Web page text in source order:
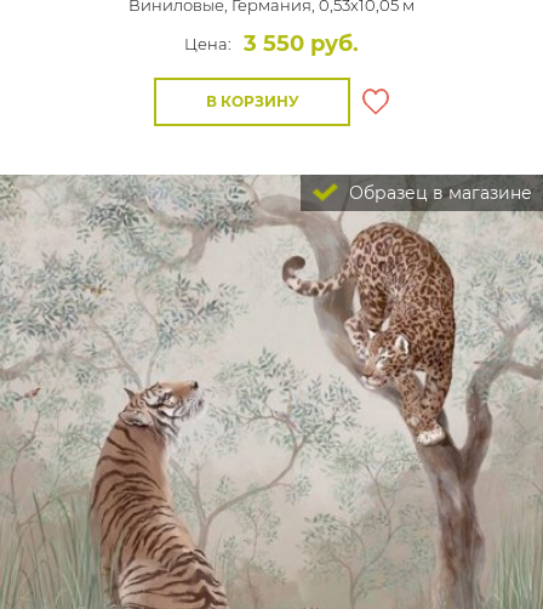
Виниловые, Германия, 0,53x10,05 м
Цена:
3 550 руб.
В КОРЗИНУ
Образец в магазине